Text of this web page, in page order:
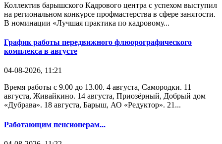
Коллектив барышского Кадрового центра с успехом выступил
на региональном конкурсе профмастерства в сфере занятости.
В номинации «Лучшая практика по кадровому...
График работы передвижного флюорографического
комплекса в августе
04-08-2026, 11:21
Время работы с 9.00 до 13.00. 4 августа, Самородки. 11
августа, Живайкино. 14 августа, Приозёрный, Добрый дом
«Дубрава». 18 августа, Барыш, АО «Редуктор». 21...
Работающим пенсионерам...